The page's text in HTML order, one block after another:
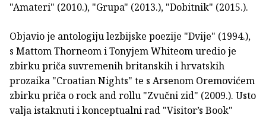
"Amateri" (2010.), "Grupa" (2013.), "Dobitnik" (2015.).
Objavio je antologiju lezbijske poezije "Dvije" (1994.),
s Mattom Thorneom i Tonyjem Whiteom uredio je
zbirku priča suvremenih britanskih i hrvatskih
prozaika "Croatian Nights" te s Arsenom Oremovićem
zbirku priča o rock and rollu "Zvučni zid" (2009.). Usto
valja istaknuti i konceptualni rad "Visitor’s Book"